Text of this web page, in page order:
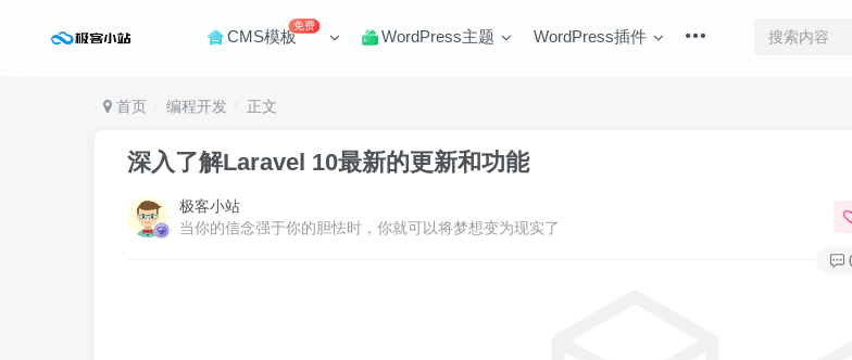
CMS模板
免费
WordPress主题 WordPress插件
首页 编程开发 正文
深入了解Laravel 10最新的更新和功能
极客小站
当你的信念强于你的胆怯时，你就可以将梦想变为现实了